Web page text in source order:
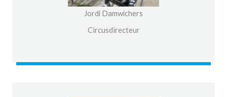
Jordi Damwichers
Circusdirecteur